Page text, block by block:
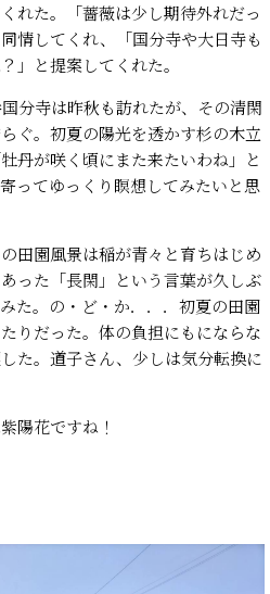
れた。「薔薇は少し期待外れだっ
情してくれ、「国分寺や大日寺も
」と提案してくれた。
分寺は昨秋も訪れたが、その清閑
ぐ。初夏の陽光を透かす杉の木立
丹が咲く頃にまた来たいわね」と
ってゆっくり瞑想してみたいと思
田園風景は稲が青々と育ちはじめ
った「長閑」という言葉が久しぶ
た。の・ど・か．．．初夏の田園
りだった。体の負担にもにならな
た。道子さん、少しは気分転換に
陽花ですね！